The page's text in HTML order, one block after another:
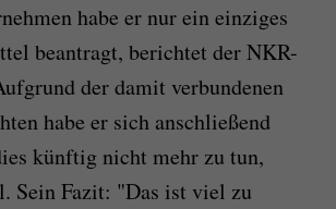
habe er nur ein einziges
beantragt, berichtet der NKR-
der damit verbundenen
habe er sich anschließend
künftig nicht mehr zu tun,
Sein Fazit: "Das ist viel zu